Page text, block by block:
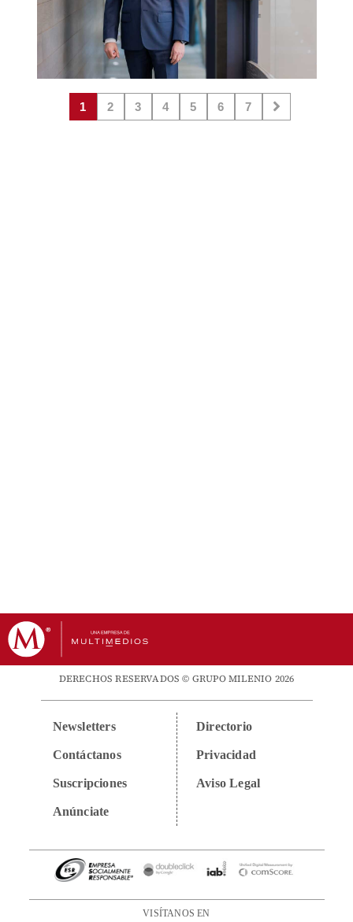
1 2 3 4 5 6 7
DERECHOS RESERVADOS © GRUPO MILENIO 2026
Newsletters
Contáctanos
Suscripciones
Anúnciate
Directorio
Privacidad
Aviso Legal
VISÍTANOS EN